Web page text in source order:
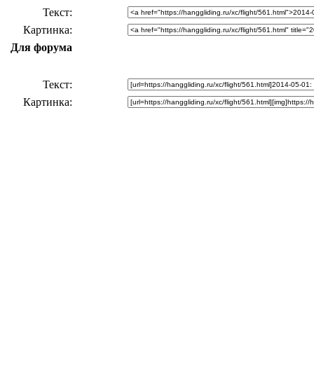
Текст
Картинка
Для форума
Текст
Картинка